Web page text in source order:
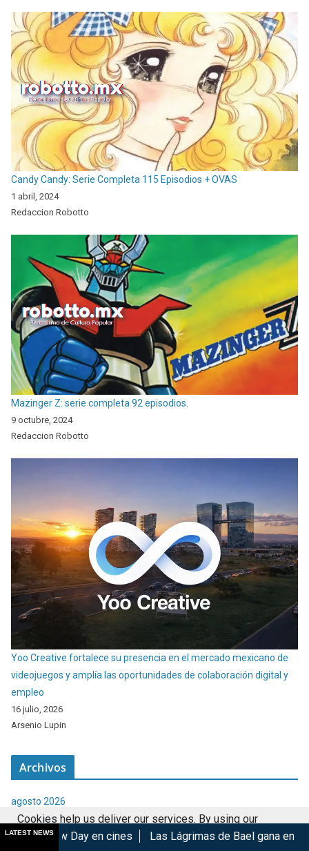
Candy Candy: Serie Completa 115 Episodios + OVAS
1 abril, 2024
Redaccion Robotto
Mazinger Z: serie completa 92 episodios.
9 octubre, 2024
Redaccion Robotto
Yoo Creative fortalece su presencia en el mercado mexicano de
videojuegos y amplía las oportunidades de colaboración digital y
empleo
16 julio, 2026
Arsenio Lupin
Archivos
agosto 2026
julio 2026
LATEST NEWSLas Lágrimas de Bael gana en el GIFF 2026 Madoka
Cookies help us deliver our services. By using our
services, you agree to our use of cookies.
Got it